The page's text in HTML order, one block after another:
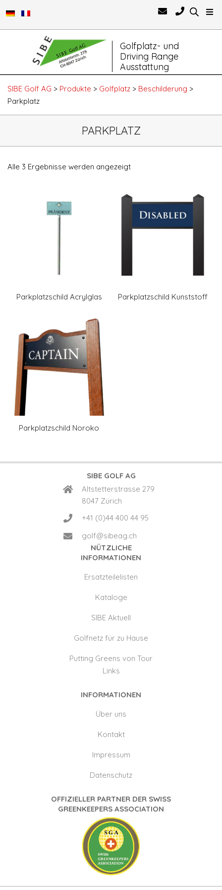
Golfplatz- und
Driving Range
Ausstattung
Navigation
SIBE Golf AG > Produkte > Golfplatz > Beschilderung >
Parkplatz
PARKPLATZ
Alle 3 Ergebnisse werden angezeigt
Parkplatzschild Acrylglas Parkplatzschild Kunststoff
Parkplatzschild Noroko
SIBE GOLF AG
Altstetterstrasse 279
8047 Zürich
+41 (0)44 400 44 95
golf@sibeag.ch
NÜTZLICHE
INFORMATIONEN
Ersatzteilelisten
Kataloge
SIBE Aktuell
Golfnetz für zu Hause
Putting Greens von Tour
Links
INFORMATIONEN
Über uns
Kontakt
Impressum
Datenschutz
OFFIZIELLER PARTNER DER SWISS
GREENKEEPERS ASSOCIATION